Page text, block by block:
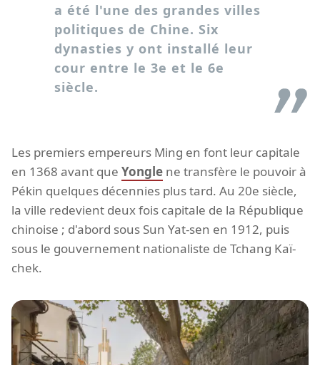
a été l'une des grandes villes
politiques de Chine. Six
dynasties y ont installé leur
cour entre le 3e et le 6e
siècle.
Les premiers empereurs Ming en font leur capitale
en 1368 avant que Yongle ne transfère le pouvoir à
Pékin quelques décennies plus tard. Au 20e siècle,
la ville redevient deux fois capitale de la République
chinoise ; d'abord sous Sun Yat-sen en 1912, puis
sous le gouvernement nationaliste de Tchang Kaï-
chek.